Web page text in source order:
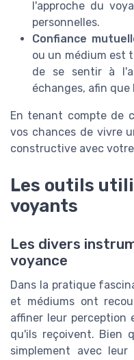
l'approche du
personnelles.
Confiance
ou un médium est
de se sentir à
échanges, afin que
En tenant compte de
vos chances de vivre
constructive avec
Les outils
voyants
Les divers
voyance
Dans la pratique
et médiums ont
affiner leur perception
qu'ils reçoivent. Bien
simplement avec